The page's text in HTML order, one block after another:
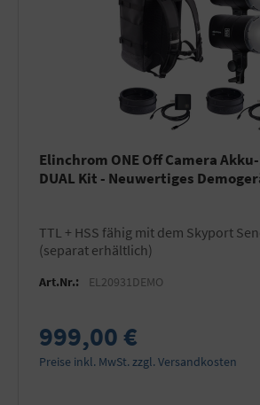
Elinchrom ONE Off Camera
DUAL Kit - Neuwertiges
TTL + HSS fähig mit dem Skyport Sender PRO
(separat erhältlich)
Art.Nr.: EL20931DEMO
999,00 €
Preise inkl. MwSt. zzgl. Versandkosten